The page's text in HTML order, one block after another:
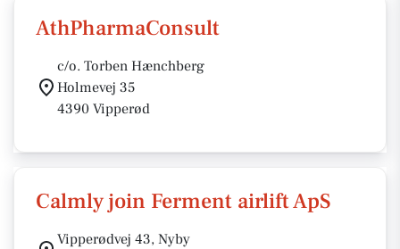
AthPharmaConsult
c/o. Torben Hænchberg
Holmevej 35
4390 Vipperød
Calmly join Ferment airlift ApS
Vipperødvej 43, Nyby